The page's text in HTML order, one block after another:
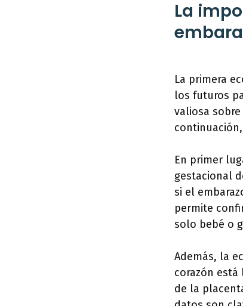
La
La primera
los futuros
valiosa
En primer
gestacional
si el
permite
solo bebé o
Además, la
corazón
de la